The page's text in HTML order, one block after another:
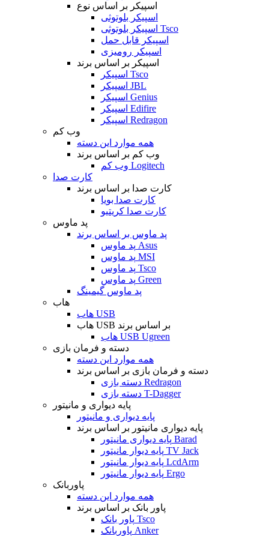
اسپیکر بر اساس نوع
اسپیکر بلوتوثی
اسپیکر بلوتوثی Tsco
اسپیکر قابل حمل
اسپیکر رومیزی
اسپیکر بر اساس برند
اسپیکر Tsco
اسپیکر JBL
اسپیکر Genius
اسپیکر Edifire
اسپیکر Redragon
وب کم
همه موارد این دسته
وب کم بر اساس برند
وب کم Logitech
کارت صدا
کارت صدا بر اساس برند
کارت صدا بویا
کارت صدا کریتیو
پد ماوس
پد ماوس بر اساس برند
پد ماوس Asus
پد ماوس MSI
پد ماوس Tsco
پد ماوس Green
پد ماوس گیمینگ
هاب
هاب USB
هاب USB بر اساس برند
هاب USB Ugreen
دسته و فرمان بازی
همه موارد این دسته
دسته و فرمان بازی بر اساس برند
دسته بازی Redragon
دسته بازی T-Dagger
پایه دیواری و مانیتور
پایه دیواری و مانیتور
پایه دیواری مانیتور بر اساس برند
پایه دیواری مانیتور Barad
پایه دیوار مانیتور TV Jack
پایه دیوار مانیتور LcdArm
پایه دیوار مانیتور Ergo
پاوربانک
همه موارد این دسته
پاور بانک بر اساس برند
پاور بانک Tsco
پاوربانک Anker